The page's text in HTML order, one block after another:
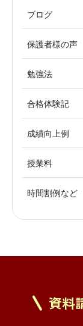
ブログ
保護者様の声
勉強法
合格体験記
成績向上例
授業料
時間割例など
資料